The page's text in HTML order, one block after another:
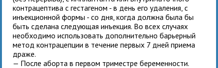
контрацептива с гестагеном - в день его удаления, с
инъекционной формы - со дня, когда должна была бы
быть сделана следующая инъекция. Во всех случаях
необходимо использовать дополнительно барьерный
метод контрацепции в течение первых 7 дней приема
драже.
— После аборта в первом триместре беременности.